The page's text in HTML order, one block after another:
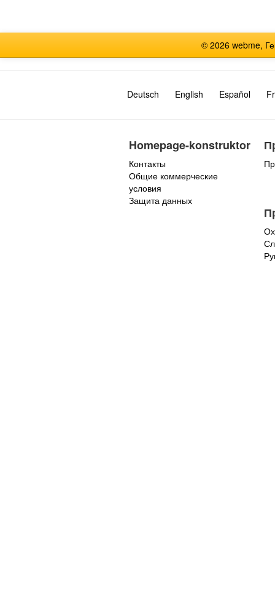
© 2026 webme,
Deutsch English Español
Homepage-konstruktor
Контакты
Общие коммерческие
условия
Защита данных